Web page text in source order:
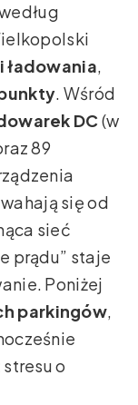
ładowania,
. Wśród
DC(w
89
się od
sieć
prądu” staje
Poniżej
parkingów,
o